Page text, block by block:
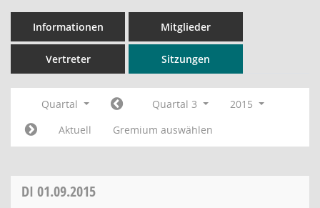
Informationen Mitglieder
Vertreter Sitzungen
Quartal Quartal 3
2015
Aktuell
Gremium auswählen
DI 01.09.2015